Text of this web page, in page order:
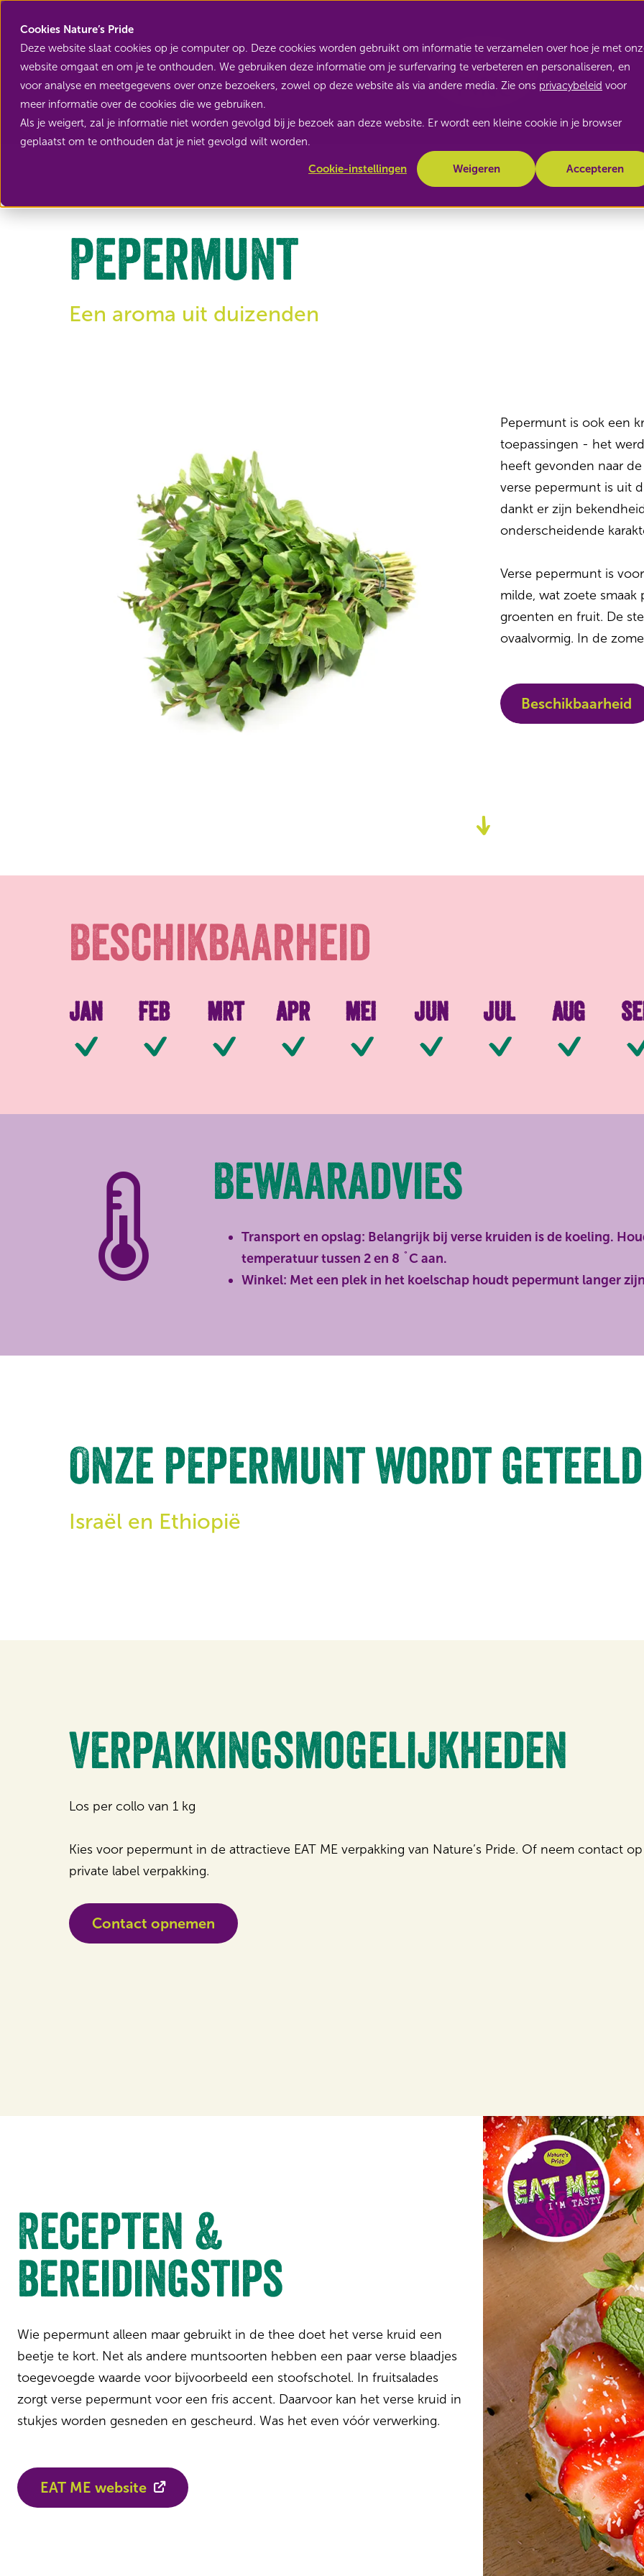
Cookies Nature’s Pride
Deze website slaat cookies op je computer op. Deze cookies worden gebruikt om informatie te verzamelen over hoe je met
website omgaat en om je te onthouden. We gebruiken deze informatie om je surfervaring te verbeteren en personaliseren, en
voor analyse en meetgegevens over onze bezoekers, zowel op deze website als via andere media. Zie ons privacybeleid voor
meer informatie over de cookies die we gebruiken.
Als je weigert, zal je informatie niet worden gevolgd bij je bezoek aan deze website. Er wordt een kleine cookie in je browser
geplaatst om te onthouden dat je niet gevolgd wilt worden.
Cookie-instellingen Accepteren
Weigeren
Terug naar Kruiden
Pepermunt
Een aroma uit duizenden
Pepermunt is ook een
toepassingen - het
heeft gevonden naar
verse pepermunt is uit
dankt er zijn
onderscheidende
Verse pepermunt is
milde, wat zoete
groenten en fruit. De
ovaalvormig. In de
Beschikbaarheid
content
Beschikbaarheid
Jan
Beschikbaar
Feb
Beschikbaar
Mrt
Beschikbaar
Apr
Beschikbaar
Mei
Beschikbaar
Jun
Beschikbaar
Jul
Beschikbaar
Aug
Bewaaradvies
Transport en opslag: Belangrijk bij verse kruiden is de koeling.
temperatuur tussen 2 en 8 ˚C aan.
Winkel: Met een plek in het koelschap houdt pepermunt langer
Onze pepermunt wordt
Israël en Ethiopië
Verpakkingsmogelijkheden
Los per collo van 1 kg
Kies voor pepermunt in de attractieve EAT ME verpakking van Nature’s Pride. Of neem contact
private label verpakking.
Contact opnemen
Recepten &
bereidingstips
Wie pepermunt alleen maar gebruikt in de thee doet het verse kruid een
beetje te kort. Net als andere muntsoorten hebben een paar verse blaadjes
toegevoegde waarde voor bijvoorbeeld een stoofschotel. In fruitsalades
zorgt verse pepermunt voor een fris accent. Daarvoor kan het verse kruid in
stukjes worden gesneden en gescheurd. Was het even vóór verwerking.
EAT ME website